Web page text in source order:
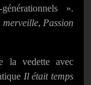
».
merveille, Passion
la vedette avec
Il était temps